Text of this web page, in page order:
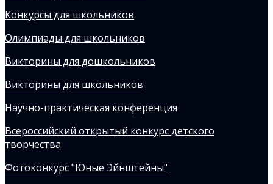
Конкурсы для школьников
Олимпиады для школьников
Викторины для дошкольников
Викторины для школьников
Научно-практическая конференция
Всероссийский открытый конкурс детского
творчества
Фотоконкурс "Юные Эйнштейны"